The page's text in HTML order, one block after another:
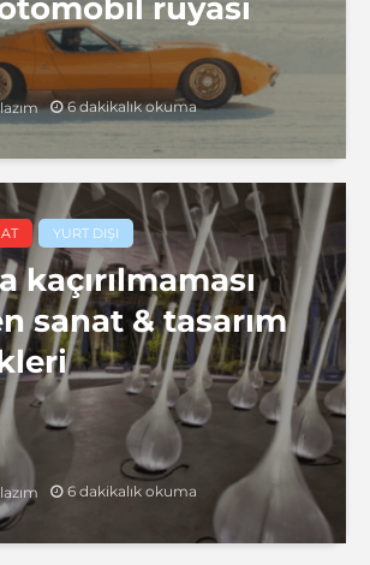
rüyası
6 dakikalık okuma
YURT DIŞI
kaçırılmaması
sanat & tasarım
6 dakikalık okuma